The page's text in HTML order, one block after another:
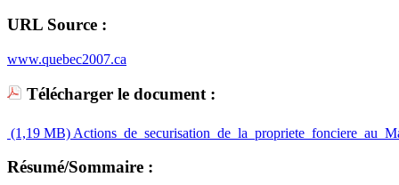
URL Source :
www.quebec2007.ca
Télécharger le document :
(1,19 MB)
Résumé/Sommaire :